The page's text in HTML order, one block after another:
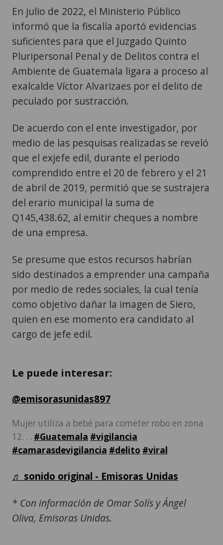
En julio de 2022, el Ministerio Público
informó que la fiscalía aportó evidencias
suficientes para que el Juzgado Quinto
Pluripersonal Penal y de Delitos contra el
Ambiente de Guatemala ligara a proceso al
exalcalde Víctor Alvarizaes por el delito de
peculado por sustracción.
De acuerdo con el ente investigador, por
medio de las pesquisas realizadas se reveló
que el exjefe edil, durante el periodo
comprendido entre el 20 de febrero y el 21
de abril de 2019, permitió que se sustrajera
del erario municipal la suma de
Q145,438.62, al emitir cheques a nombre
de una empresa.
Se presume que estos recursos habrían
sido destinados a emprender una campaña
por medio de redes sociales, la cual tenía
como objetivo dañar la imagen de Siero,
quien en ese momento era candidato al
cargo de jefe edil.
Le puede interesar:
@emisorasunidas897
Mujer utiliza a bebé para cometer robo en zona
12. . . #Guatemala #vigilancia
#camarasdevigilancia #delito #viral
♬ sonido original - Emisoras Unidas
* Con información de Omar Solís y Ángel
Oliva, Emisoras Unidas.